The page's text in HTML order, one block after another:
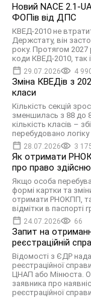
Новий NACE 2.1-
ФОПів від ДПС
КВЕД-2010 не
Держстату, він
року. Протягом
коди КВЕД-2010, так
29.07.2026 4
Зміна КВЕДів з
класи
Кількість секцій
зменшилась з 88 до
кількість класів –
перебудовано логіку
28.07.2026 3
Як отримати
про право
Якщо особа
формі картки та
отримати PHOKПП,
відмітки в паспорті
24.07.2026 66
Запит на
реєстраційній
Відомості з ЄДР
реєстраційної
ЦНАП або Мінюста.
заявника про
реєстраційної справи